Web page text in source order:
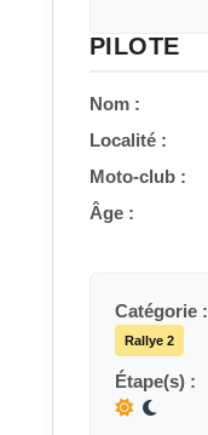
PILOTE
Nom :
Localité :
Moto-club :
Âge :
Catégorie :
Rallye 2
Étape(s) :